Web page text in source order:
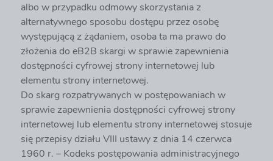
albo w przypadku odmowy skorzystania z
alternatywnego sposobu dostępu przez osobę
występującą z żądaniem, osoba ta ma prawo do
złożenia do eB2B skargi w sprawie zapewnienia
dostępności cyfrowej strony internetowej lub
elementu strony internetowej.
Do skarg rozpatrywanych w postępowaniach w
sprawie zapewnienia dostępności cyfrowej strony
internetowej lub elementu strony internetowej stosuje
się przepisy działu VIII ustawy z dnia 14 czerwca
1960 r. – Kodeks postępowania administracyjnego